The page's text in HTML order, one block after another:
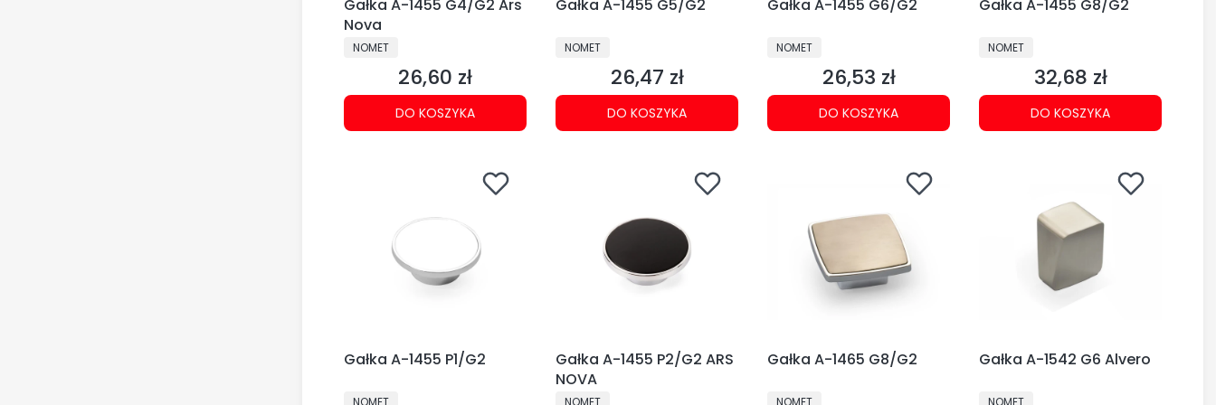
Gałka A-1455 G4/G2 Ars
Nova
PRODUCENT
NOMET
Cena
26,60 zł
DO KOSZYKA
Gałka A-1455 G5/G2
PRODUCENT
NOMET
Cena
26,47 zł
DO KOSZYKA
Gałka A-1455 G6/G2
PRODUCENT
NOMET
Cena
26,53 zł
DO KOSZYKA
Gałka A-1455 G8/G2
PRODUCENT
NOMET
Cena
32,68 zł
DO KOSZYKA
Gałka A-1455 P1/G2
PRODUCENT
NOMET
Gałka A-1455 P2/G2 ARS
NOVA
PRODUCENT
NOMET
Gałka A-1465 G8/G2
PRODUCENT
NOMET
Gałka A-1542 G6 Alvero
PRODUCENT
NOMET